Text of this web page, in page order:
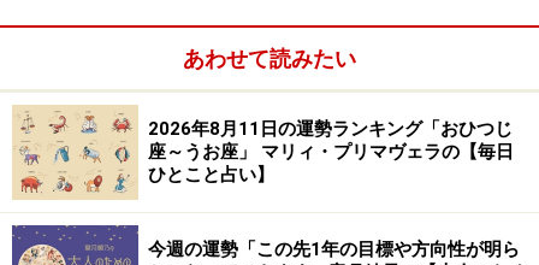
断）、吉日の選定、手相・姓名判断、家相学などを学
ぶ。上から押し付けるのではなく、「相手の気持ちに寄
り添う」鑑定スタイルは多くの読者の心をつかんで離さ
ない。テレビ、ラジオなどへの出演や、Webメディア、
雑誌での執筆など幅広く活躍中。好きな食べ物は桃と餃
子。あだ名はナッキー。
あわせて読みたい
2026年8月11日の運勢ランキング「おひつじ
座～うお座」 マリィ・プリマヴェラの【毎日
ひとこと占い】
今週の運勢「この先1年の目標や方向性が明ら